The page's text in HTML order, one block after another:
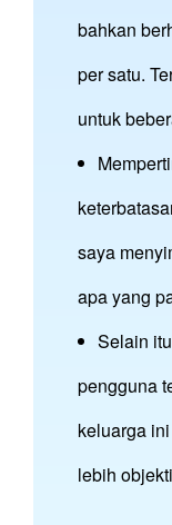
bahkan
per satu.
untuk
saya
apa yang
Selain
pengguna
keluarga
lebih